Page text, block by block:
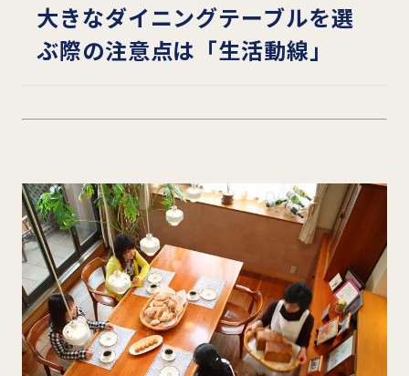
大きなダイニングテーブルを選
ぶ際の注意点は「生活動線」